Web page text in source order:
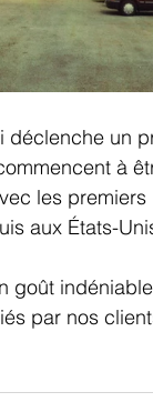
déclenche un
à
les premiers
aux États-
goût
par nos